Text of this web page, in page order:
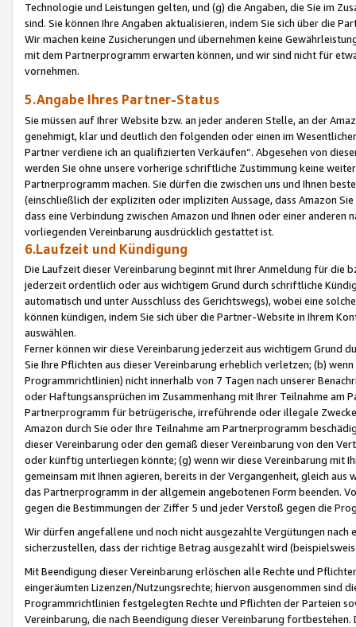
Technologie und Leistungen gelten, und (g) die Angaben, die Sie im
sind. Sie können Ihre Angaben aktualisieren, indem Sie sich über die
Wir machen keine Zusicherungen und übernehmen keine
mit dem Partnerprogramm erwarten können, und wir sind nicht für
vornehmen.
5.Angabe Ihres Partner-Status
Sie müssen auf Ihrer Website bzw. an jeder anderen Stelle, an der
genehmigt, klar und deutlich den folgenden oder einen im
Partner verdiene ich an qualifizierten Verkäufen“. Abgesehen von
werden Sie ohne unsere vorherige schriftliche Zustimmung keine
Partnerprogramm machen. Sie dürfen die zwischen uns und Ihnen
(einschließlich der expliziten oder impliziten Aussage, dass Amazon
dass eine Verbindung zwischen Amazon und Ihnen oder einer
vorliegenden Vereinbarung ausdrücklich gestattet ist.
6.Laufzeit und Kündigung
Die Laufzeit dieser Vereinbarung beginnt mit Ihrer Anmeldung für die
jederzeit ordentlich oder aus wichtigem Grund durch schriftliche
automatisch und unter Ausschluss des Gerichtswegs), wobei eine
können kündigen, indem Sie sich über die Partner-Website in Ihrem
auswählen.
Ferner können wir diese Vereinbarung jederzeit aus wichtigem Grund
Sie Ihre Pflichten aus dieser Vereinbarung erheblich verletzen; (b)
Programmrichtlinien) nicht innerhalb von 7 Tagen nach unserer
oder Haftungsansprüchen im Zusammenhang mit Ihrer Teilnahme am
Partnerprogramm für betrügerische, irreführende oder illegale
Amazon durch Sie oder Ihre Teilnahme am Partnerprogramm
dieser Vereinbarung oder den gemäß dieser Vereinbarung von den
oder künftig unterliegen könnte; (g) wenn wir diese Vereinbarung mit
gemeinsam mit Ihnen agieren, bereits in der Vergangenheit, gleich
das Partnerprogramm in der allgemein angebotenen Form beenden.
gegen die Bestimmungen der Ziffer 5 und jeder Verstoß gegen die
Wir dürfen angefallene und noch nicht ausgezahlte Vergütungen
sicherzustellen, dass der richtige Betrag ausgezahlt wird
Mit Beendigung dieser Vereinbarung erlöschen alle Rechte und
eingeräumten Lizenzen/Nutzungsrechte; hiervon ausgenommen sind
Programmrichtlinien festgelegten Rechte und Pflichten der Parteien
Vereinbarung, die nach Beendigung dieser Vereinbarung